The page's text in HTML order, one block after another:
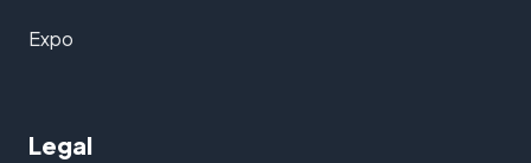
Expo
Legal